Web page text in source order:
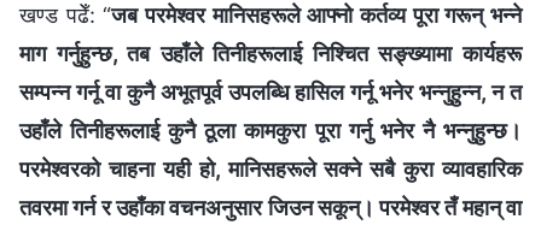
खण्ड पढेँ: “जब परमेश्‍वर मानिसहरूले आफ्नो कर्तव्य पूरा गरून् भन्‍ने
माग गर्नुहुन्छ, तब उहाँले तिनीहरूलाई निश्‍चित सङ्ख्यामा कार्यहरू
सम्‍पन्‍न गर्नू वा कुनै अभूतपूर्व उपलब्धि हासिल गर्नू भनेर भन्‍नुहुन्‍न, न त
उहाँले तिनीहरूलाई कुनै ठूला कामकुरा पूरा गर्नु भनेर नै भन्‍नुहुन्छ।
परमेश्‍वरको चाहना यही हो, मानिसहरूले सक्ने सबै कुरा व्यावहारिक
तवरमा गर्न र उहाँका वचनअनुसार जिउन सकून्। परमेश्‍वर तँ महान् वा